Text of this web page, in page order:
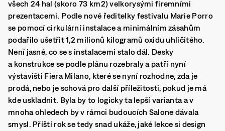
všech 24 hal (skoro 73 km2) velkorysými firemními
prezentacemi. Podle nové ředitelky festivalu Marie Porro
se pomocí cirkulární instalace a minimálním zásahům
podařilo ušetřit 1,2 milionů kilogramů oxidu uhličitého.
Není jasné, co se s instalacemi stalo dál. Desky
a konstrukce se podle plánu rozebraly a patří nyní
výstavišti Fiera Milano, které se nyní rozhodne, zda je
prodá, nebo je schová pro další příležitosti, pokud je má
kde uskladnit. Byla by to logicky ta lepší varianta a v
mnoha ohledech by v rámci budoucích Salone dávala
smysl. Příští rok se tedy snad ukáže, jaké lekce si design